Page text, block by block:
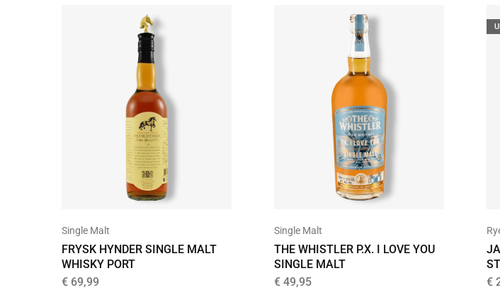
Single Malt
FRYSK HYNDER SINGLE MALT
WHISKY PORT
€ 69,99
Single Malt
THE WHISTLER P.X. I LOVE YOU
SINGLE MALT
€ 49,95
€